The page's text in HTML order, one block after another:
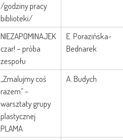
/godziny pracy
biblioteki/
NIEZAPOMINAJEK
czar! – próba
zespołu
E. Porazińska-
Bednarek
„Zmalujmy coś
razem” –
warsztaty grupy
plastycznej
PLAMA
A. Budych